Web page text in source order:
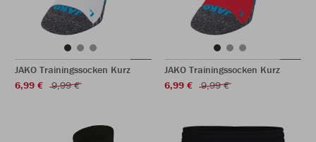
JAKO Trainingssocken Kurz
6,99 €
9,99 €
JAKO Trainingssocken Kurz
6,99 €
9,99 €